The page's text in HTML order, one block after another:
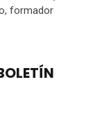
formador